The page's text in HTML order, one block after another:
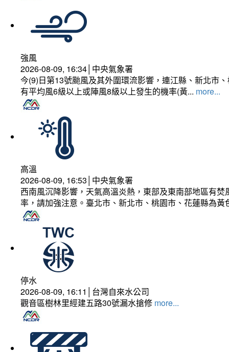
強風
2026-08-09, 16:34│中央氣象署
今(9)日第13號颱風及其外圍環流影響，連江縣、新北市
有平均風6級以上或陣風8級以上發生的機率(黃... more...
高溫
2026-08-09, 16:53│中央氣象署
西南風沉降影響，天氣高溫炎熱，東部及東南部地區有
率，請加強注意。臺北市、新北市、桃園市、花蓮縣為
停水
2026-08-09, 16:11│台灣自來水公司
觀音區樹林里經建五路30號漏水搶修 more...